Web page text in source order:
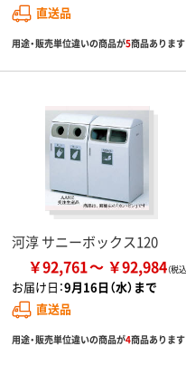
直送品
用途・販売単位違いの商品が5商品あります
河淳 サニーボックス120
￥92,761 ￥92,984
お届け日：9月16日（水）まで
直送品
用途・販売単位違いの商品が4商品あります